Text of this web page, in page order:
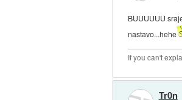
BUUUUUU
nastavo...hehe
If you can't
Tr0n